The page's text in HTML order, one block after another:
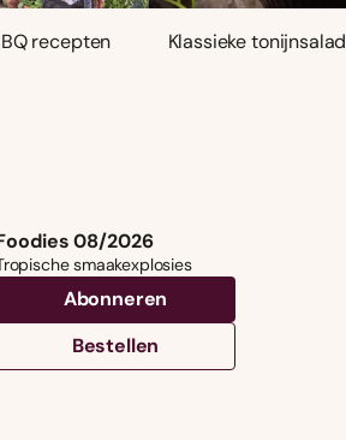
recepten
Klassieke
08/2026
smaakexplosies
Abonneren
Bestellen